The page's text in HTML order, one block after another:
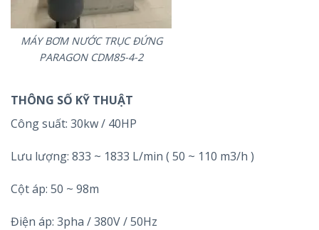
MÁY BƠM NƯỚC TRỤC ĐỨNG
PARAGON CDM85-4-2
THÔNG SỐ KỸ THUẬT
Công suất: 30kw / 40HP
Lưu lượng: 833 ~ 1833 L/min ( 50 ~ 110 m3/h )
Cột áp: 50 ~ 98m
Điện áp: 3pha / 380V / 50Hz